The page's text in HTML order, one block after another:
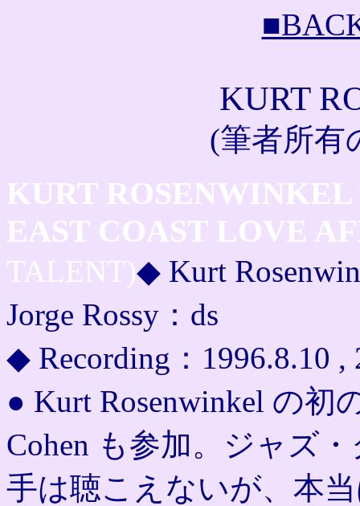
KURT
(筆者所有
KURT
EAST COAST LOVE
TALENT)◆ Kurt
Jorge Rossy：ds
◆ Recording：1996.8.10 ,
● Kurt Rosenwinkel の初
Cohen も参加。ジャズ
手は聴こえないが、本